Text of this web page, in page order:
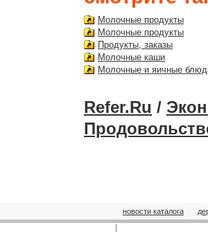
Молочные продукты
Молочные продукты
Продукты, заказы
Молочные каши
Молочные и яичные
Refer.Ru /
новости каталога